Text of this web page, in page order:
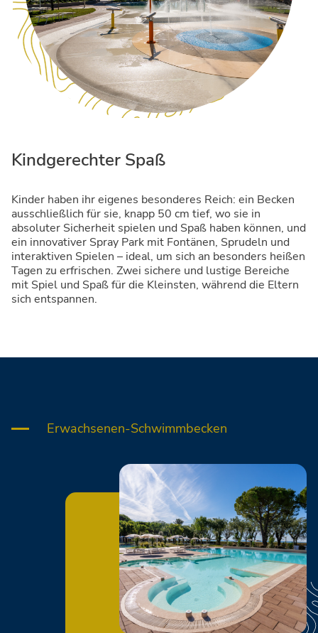
Kindgerechter Spaß
Kinder haben ihr eigenes besonderes Reich: ein Becken
ausschließlich für sie, knapp 50 cm tief, wo sie in
absoluter Sicherheit spielen und Spaß haben können, und
ein innovativer Spray Park mit Fontänen, Sprudeln und
interaktiven Spielen – ideal, um sich an besonders heißen
Tagen zu erfrischen. Zwei sichere und lustige Bereiche
mit Spiel und Spaß für die Kleinsten, während die Eltern
sich entspannen.
Erwachsenen-Schwimmbecken